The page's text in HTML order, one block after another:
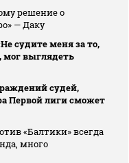
решение о
— Даку
судите меня за то,
мог выглядеть
судей,
Первой лиги сможет
«Балтики» всегда
много